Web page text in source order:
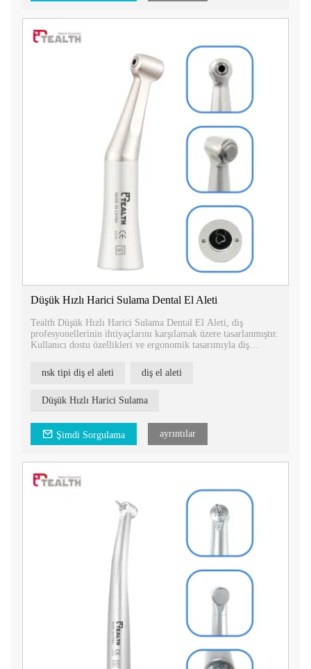
Düşük Hızlı Harici Sulama Dental El Aleti
Tealth Düşük Hızlı Harici Sulama Dental El Aleti, diş
profesyonellerinin ihtiyaçlarını karşılamak üzere tasarlanmıştır.
Kullanıcı dostu özellikleri ve ergonomik tasarımıyla diş
nsk tipi diş el aleti
diş el aleti
Düşük Hızlı Harici Sulama
Şimdi Sorgulama ayrıntılar